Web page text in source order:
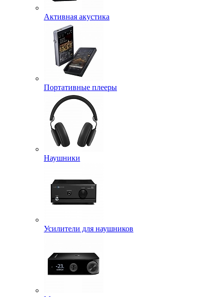
Активная акустика
Портативные плееры
Наушники
Усилители для наушников